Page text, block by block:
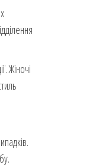
Жіночі